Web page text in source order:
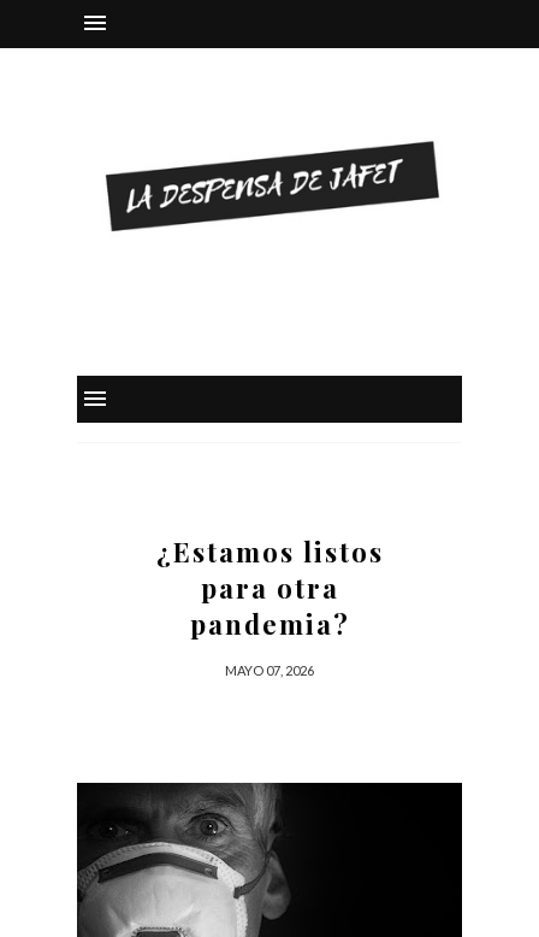
¿Estamos listos
para otra
pandemia?
MAYO 07, 2026